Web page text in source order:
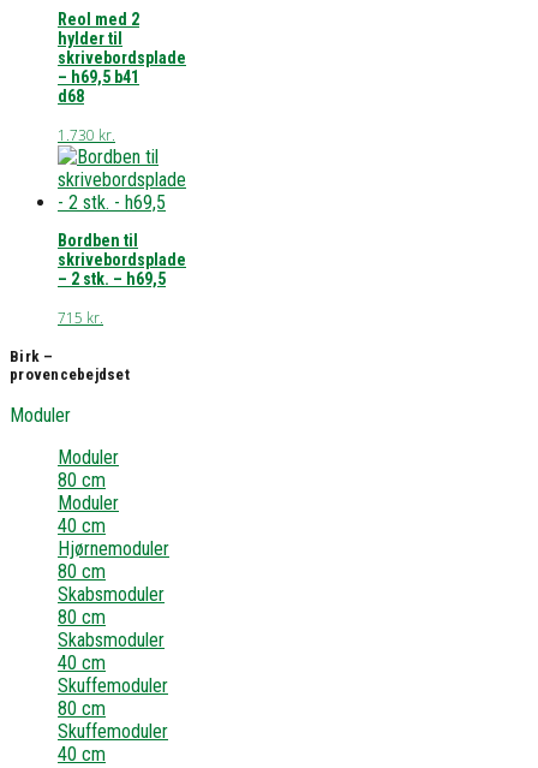
Reol med 2
hylder til
skrivebordsplade
– h69,5 b41
d68
1.730 kr.
Bordben til
skrivebordsplade
– 2 stk. – h69,5
715 kr.
Birk –
provencebejdset
Moduler
Moduler
80 cm
Moduler
40 cm
Hjørnemoduler
80 cm
Skabsmoduler
80 cm
Skabsmoduler
40 cm
Skuffemoduler
80 cm
Skuffemoduler
40 cm